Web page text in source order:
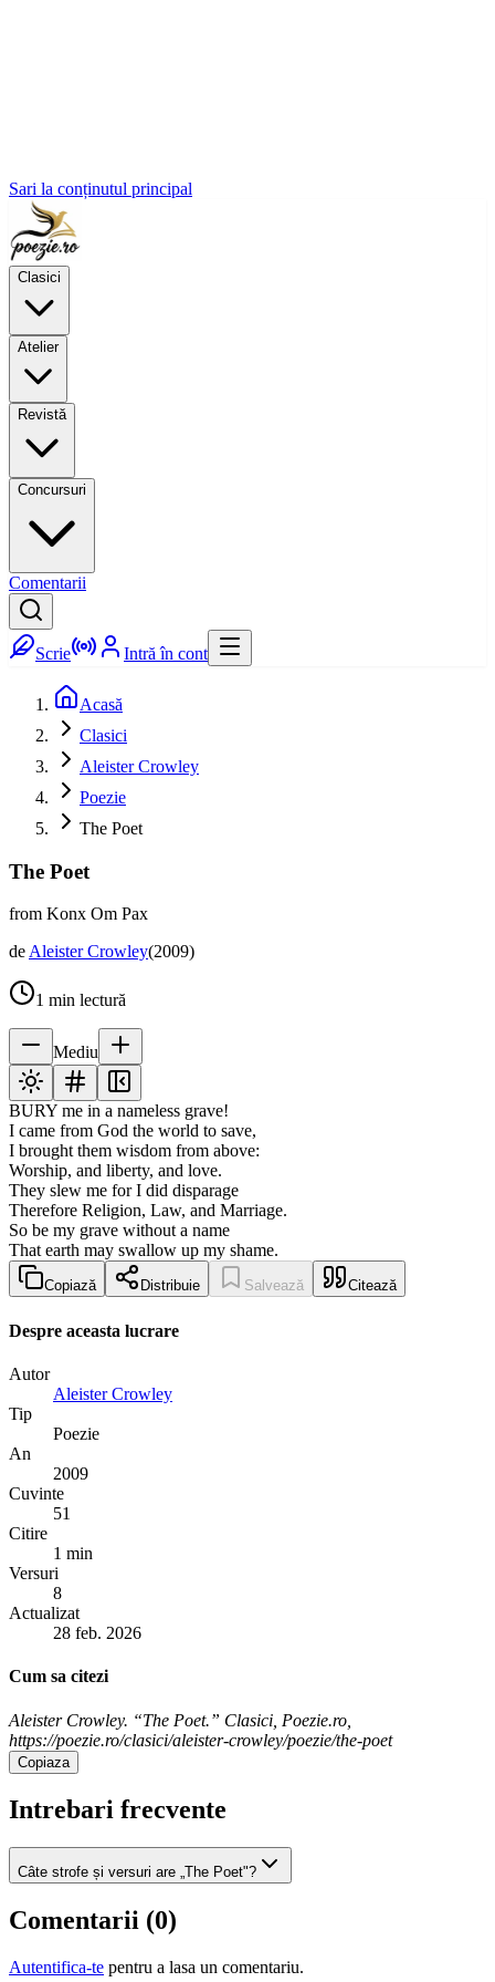
Sari la conținutul principal
Clasici
Atelier
Revistă
Concursuri
Comentarii
Scrie Intră în cont
Acasă
Clasici
Aleister Crowley
Poezie
The Poet
The Poet
from Konx Om Pax
deAleister Crowley(2009)
1 min lectură
Mediu
BURY me in a nameless grave!
I came from God the world to save,
I brought them wisdom from above:
Worship, and liberty, and love.
They slew me for I did disparage
Therefore Religion, Law, and Marriage.
So be my grave without a name
That earth may swallow up my shame.
Copiază Distribuie Salvează Citează
Despre aceasta lucrare
Autor
Aleister Crowley
Tip
Poezie
An
2009
Cuvinte
51
Citire
1 min
Versuri
8
Actualizat
28 feb. 2026
Cum sa citezi
Aleister Crowley. “The Poet.” Clasici, Poezie.ro,
https://poezie.ro/clasici/aleister-crowley/poezie/the-poet
Copiaza
Intrebari frecvente
Câte strofe și versuri are „The Poet"?
Comentarii (0)
Autentifica-te pentru a lasa un comentariu.